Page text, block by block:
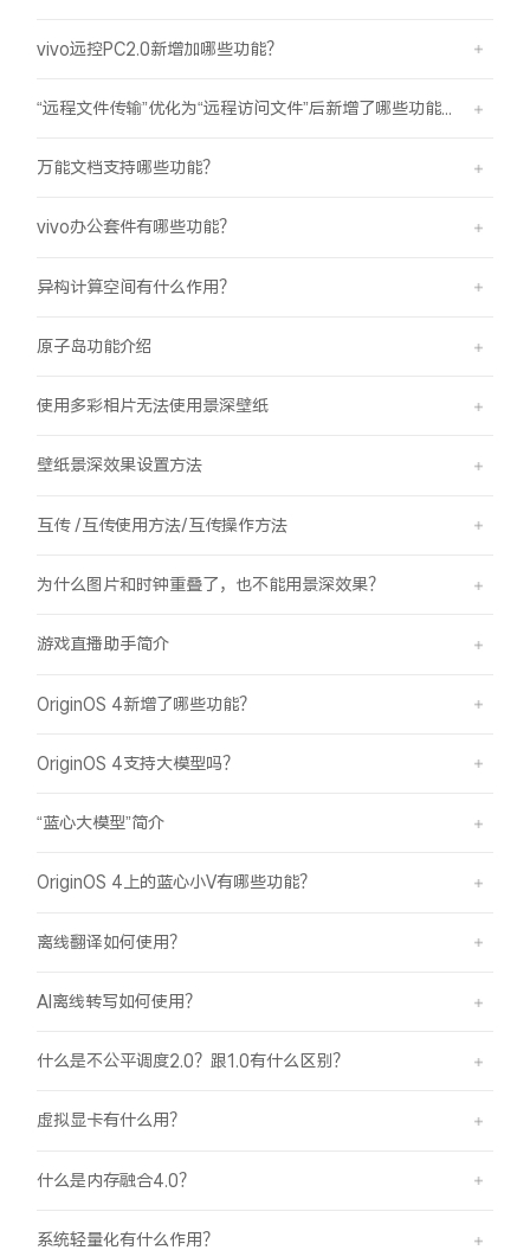
vivo远控PC2.0新增加哪些功能？
万能文档支持哪些功能？
vivo办公套件有哪些功能？
异构计算空间有什么作用？
原子岛功能介绍
使用多彩相片无法使用景深壁纸
壁纸景深效果设置方法
互传 /互传使用方法/互传操作方法
为什么图片和时钟重叠了，也不能用景深效果？
游戏直播助手简介
OriginOS 4新增了哪些功能？
OriginOS 4支持大模型吗？
“蓝心大模型”简介
OriginOS 4上的蓝心小V有哪些功能？
离线翻译如何使用？
AI离线转写如何使用？
什么是不公平调度2.0？跟1.0有什么区别？
虚拟显卡有什么用？
什么是内存融合4.0？
系统轻量化有什么作用？